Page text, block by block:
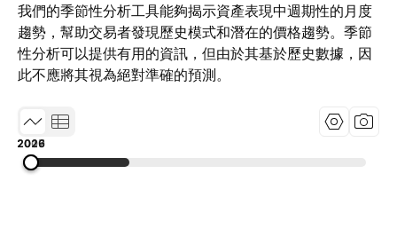
我們的季節性分析工具能夠揭示資產表現中週期性的月度
趨勢，幫助交易者發現歷史模式和潛在的價格趨勢。季節
性分析可以提供有用的資訊，但由於其基於歷史數據，因
此不應將其視為絕對準確的預測。
2009
2017
2026